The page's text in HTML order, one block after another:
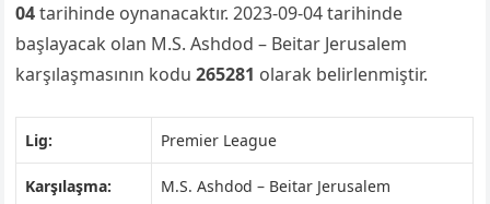
04tarihinde oynanacaktır. 2023-09-04 tarihinde
başlayacak olan M.S. Ashdod – Beitar Jerusalem
karşılaşmasının kodu265281 olarak belirlenmiştir.
Lig: Premier League
Karşılaşma: M.S. Ashdod – Beitar Jerusalem